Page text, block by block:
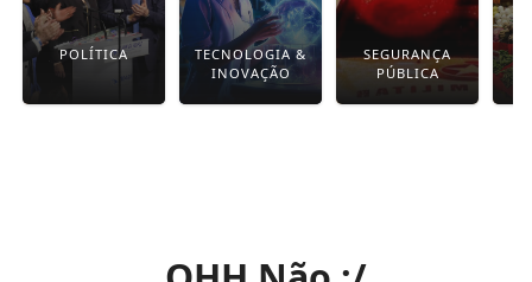
POLÍTICA
TECNOLOGIA &
INOVAÇÃO
SEGURANÇA
PÚBLICA